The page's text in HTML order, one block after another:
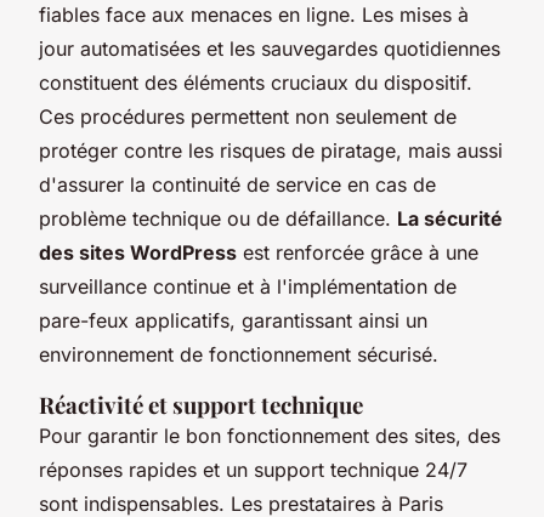
fiables face aux menaces en ligne. Les mises à
jour automatisées et les sauvegardes quotidiennes
constituent des éléments cruciaux du dispositif.
Ces procédures permettent non seulement de
protéger contre les risques de piratage, mais aussi
d'assurer la continuité de service en cas de
problème technique ou de défaillance. La sécurité
des sites WordPress est renforcée grâce à une
surveillance continue et à l'implémentation de
pare-feux applicatifs, garantissant ainsi un
environnement de fonctionnement sécurisé.
Réactivité et support technique
Pour garantir le bon fonctionnement des sites, des
réponses rapides et un support technique 24/7
sont indispensables. Les prestataires à Paris